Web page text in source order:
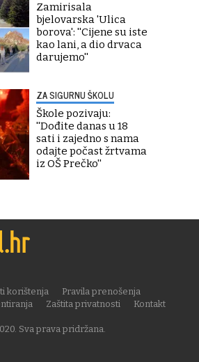
Zamirisala
bjelovarska 'Ulica
borova': ''Cijene su iste
kao lani, a dio drvaca
darujemo''
ZA SIGURNU ŠKOLU
Škole pozivaju:
''Dođite danas u 18
sati i zajedno s nama
odajte počast žrtvama
iz OŠ Prečko''
Sva prava pridržana.
korištenja
Pravila prenošenja
Zaštita privatnosti
Kontakt